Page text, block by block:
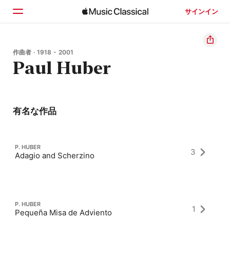
サインイン
ホーム
見つける
作曲者 · 1918 - 2001
Paul Huber
有名な作品
P. HUBER
Adagio and Scherzino 3
P. HUBER
Pequeña Misa de Adviento 1